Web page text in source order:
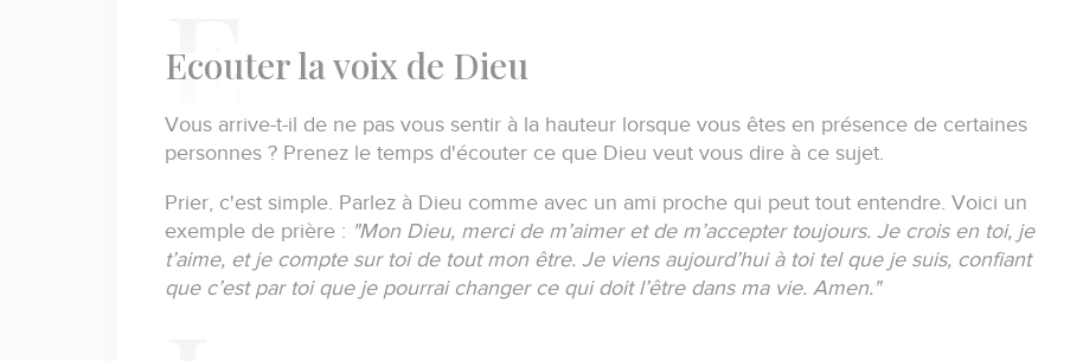
Ecouter la voix de Dieu
Vous arrive-t-il de ne pas vous sentir à la hauteur lorsque vous êtes en présence de certaines
personnes ? Prenez le temps d'écouter ce que Dieu veut vous dire à ce sujet.
Prier, c'est simple. Parlez à Dieu comme avec un ami proche qui peut tout entendre. Voici un
exemple de prière : "Mon Dieu, merci de m’aimer et de m’accepter toujours. Je crois en toi, je
t’aime, et je compte sur toi de tout mon être. Je viens aujourd’hui à toi tel que je suis, confiant
que c’est par toi que je pourrai changer ce qui doit l’être dans ma vie. Amen."